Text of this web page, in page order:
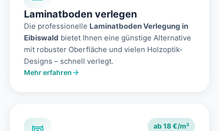
Laminatboden verlegen
Die professionelle Laminatboden Verlegung in
Eibiswald bietet Ihnen eine günstige Alternative
mit robuster Oberfläche und vielen Holzoptik-
Designs – schnell verlegt.
Mehr erfahren
ab 18 €/m²